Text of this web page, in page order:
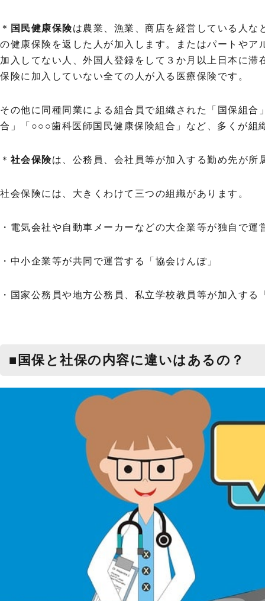
＊ 国民健康保険は農業、漁業、商店を経営している人
の健康保険を返した人が加入します。またはパートや
加入してない人、外国人登録をして３か月以上日本に
保険に加入していない全ての人が入る医療保険です。
その他に同種同業による組合員で組織された「国保組
合」「○○○歯科医師国民健康保険組合」など、多くが組
＊ 社会保険は、公務員、会社員等が加入する勤め先が所
社会保険には、大きくわけて三つの組織があります。
・電気会社や自動車メーカーなどの大企業等が独自で
・中小企業等が共同で運営する「協会けんぽ」
・国家公務員や地方公務員、私立学校教員等が加入す
■国保と社保の内容に違いはあるの？